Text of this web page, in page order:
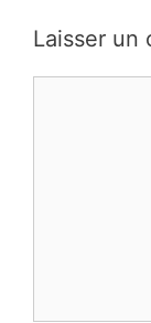
Laisser un